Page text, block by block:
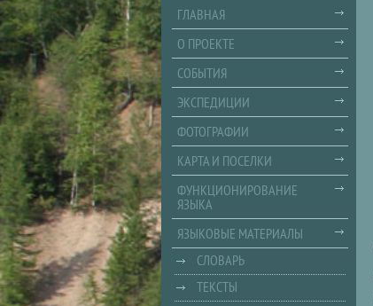
ГЛАВНАЯ
О ПРОЕКТЕ
СОБЫТИЯ
ЭКСПЕДИЦИИ
ФОТОГРАФИИ
КАРТА И ПОСЕЛКИ
ФУНКЦИОНИРОВАНИЕ
ЯЗЫКА
ЯЗЫКОВЫЕ МАТЕРИАЛЫ
СЛОВАРЬ
ТЕКСТЫ